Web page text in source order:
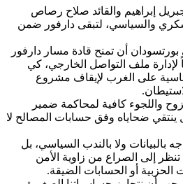
إبراهيم والقائد صلاح رصاص
والسياسي، لتبقى دارفور ضمن
أن تمنح قادة مسار دارفور
لإدارة ملف التواصل الخارجي، كي
على الغرب لإيقاف مشروع
واللجوء كافية لمحاكمة ضمير
ينتقي ضحاياه وفق حسابات المصالح لا
بالبيانات ولا بالندب السياسي، بل
إلى الصراع من زاوية الأمن
الحزبية أو الحسابات الضيقة.